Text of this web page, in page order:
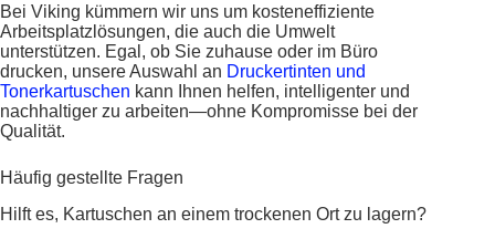
Bei Viking kümmern wir uns um kosteneffiziente
Arbeitsplatzlösungen, die auch die Umwelt
unterstützen. Egal, ob Sie zuhause oder im Büro
drucken, unsere Auswahl an Druckertinten und
Tonerkartuschen kann Ihnen helfen, intelligenter und
nachhaltiger zu arbeiten—ohne Kompromisse bei der
Qualität.
Häufig gestellte Fragen
Hilft es, Kartuschen an einem trockenen Ort zu lagern?